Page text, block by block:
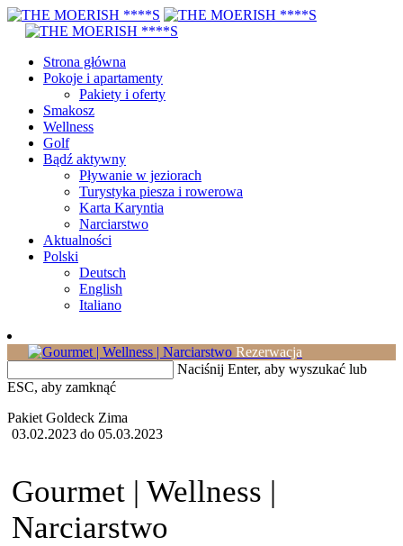
Strona główna
Pokoje i apartamenty
Pakiety i oferty
Smakosz
Wellness
Golf
Bądź aktywny
Pływanie w jeziorach
Turystyka piesza i rowerowa
Karta Karyntia
Narciarstwo
Aktualności
Polski
Deutsch
English
Italiano
Rezerwacja
Naciśnij Enter, aby wyszukać lub
ESC, aby zamknąć
Pakiet Goldeck Zima
03.02.2023 do 05.03.2023
Gourmet | Wellness |
Narciarstwo